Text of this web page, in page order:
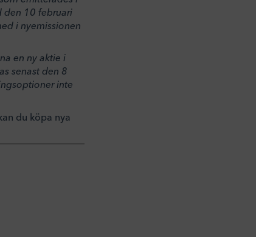
den 10 februari
i nyemissionen
en ny aktie i
senast den 8
inte
du köpa nya